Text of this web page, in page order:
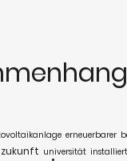
erneuerbarer
zukunft universität installiert